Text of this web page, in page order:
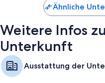
Ähnliche
Weitere Infos
Unterkunft
Ausstattung der